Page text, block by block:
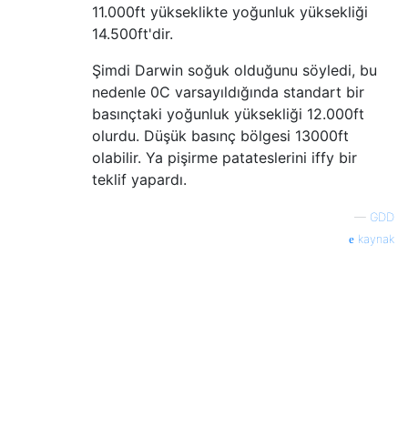
11.000ft yükseklikte yoğunluk yüksekliği
14.500ft'dir.
Şimdi Darwin soğuk olduğunu söyledi, bu
nedenle 0C varsayıldığında standart bir
basınçtaki yoğunluk yüksekliği 12.000ft
olurdu. Düşük basınç bölgesi 13000ft
olabilir. Ya pişirme patateslerini iffy bir
teklif yapardı.
— GDD
kaynak